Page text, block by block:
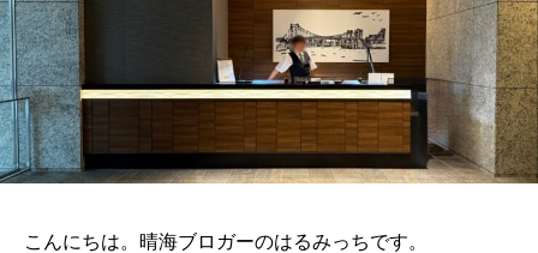
こんにちは。晴海ブロガーのはるみっちです。